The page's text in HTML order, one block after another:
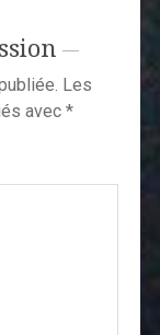
Les
avec *